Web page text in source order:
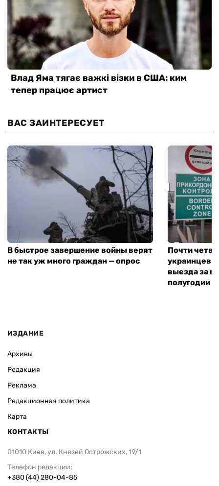
ВАС ЗАИНТЕРЕСУЕТ
В быстрое завершение войны верят
не так уж много граждан — опрос
Почти
украинцев
выезда за
полугодии
ИЗДАНИЕ
Архивы
Редакция
Реклама
Редакционная политика
Карта
КОНТАКТЫ
01010 Киев, ул. Князей Острожских, 19/1
Телефон редакции:
+380 (44) 280-04-85